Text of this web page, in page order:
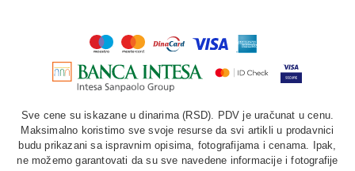
Sve cene su iskazane u dinarima (RSD). PDV je uračunat u cenu.
Maksimalno koristimo sve svoje resurse da svi artikli u prodavnici
budu prikazani sa ispravnim opisima, fotografijama i cenama. Ipak,
ne možemo garantovati da su sve navedene informacije i fotografije